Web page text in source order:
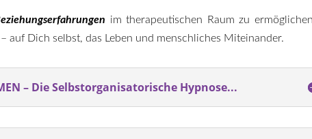
im therapeutischen Raum zu
auf Dich selbst, das Leben und menschliches Miteinander.
– Die Selbstorganisatorische Hypnose...